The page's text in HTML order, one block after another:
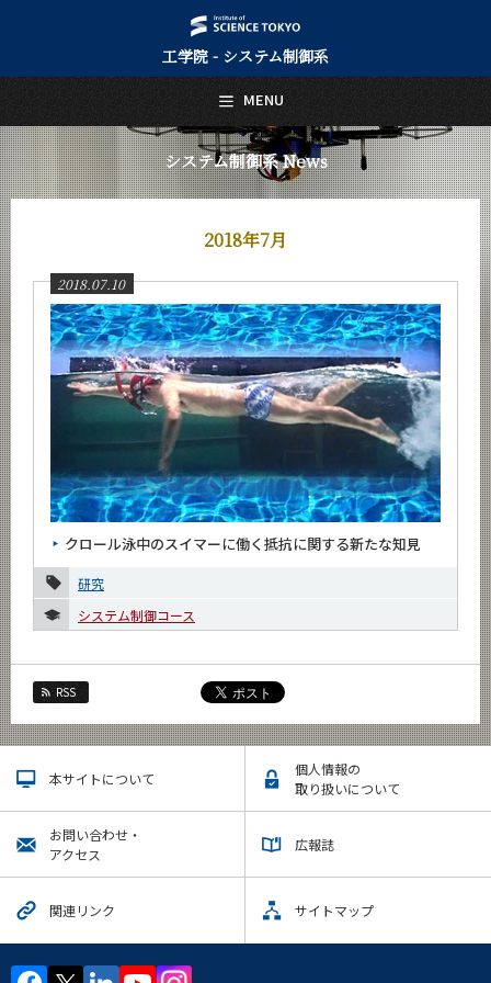
工学院 - システム制御系
システム制御系 News
2018年7月
2018.07.10
クロール泳中のスイマーに働く抵抗に関する新たな知見
研究
システム制御コース
RSS
本サイトについて
個人情報の
取り扱いについて
お問い合わせ・
アクセス
広報誌
関連リンク サイトマップ
MENU
日本語 English
トップページ
Top Page
システム制御系について
About Us
教員・研究室
Faculty and Laboratories
未来
Future
Admissions
システム制御系 News
News
News 一覧
カテゴリ別
課程別
月別
2023年
2022年
2020年